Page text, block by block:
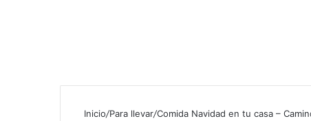
Inicio/Para llevar/Comida Navidad en tu casa –